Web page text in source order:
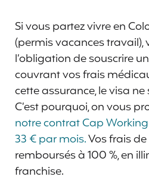
Si vous partez vivre en
(permis vacances travail),
l’obligation de souscrire
couvrant vos frais
cette assurance, le visa
C’est pourquoi, on vous
notre contrat Cap
33 € par mois.Vos frais
remboursés à 100 %, en
franchise.